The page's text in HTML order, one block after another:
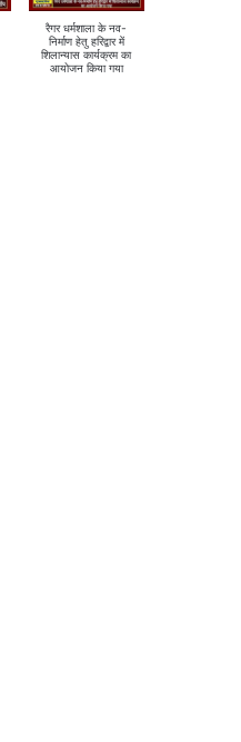
रैगर धर्मशाला के नव-
निर्माण हेतु हरिद्वार में
शिलान्यास कार्यक्रम का
आयोजन किया गया